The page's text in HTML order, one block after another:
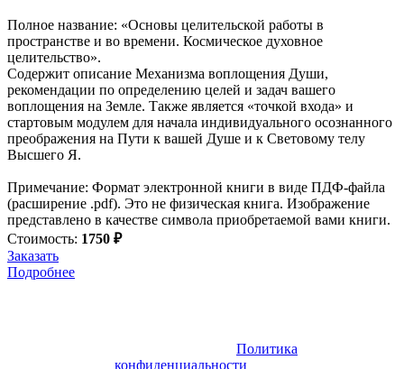
Полное название: «Основы целительской работы в
пространстве и во времени. Космическое духовное
целительство».
Содержит описание Механизма воплощения Души,
рекомендации по определению целей и задач вашего
воплощения на Земле. Также является «точкой входа» и
стартовым модулем для начала индивидуального осознанного
преображения на Пути к вашей Душе и к Световому телу
Высшего Я.
Примечание: Формат электронной книги в виде ПДФ-файла
(расширение .pdf). Это не физическая книга. Изображение
представлено в качестве символа приобретаемой вами книги.
Стоимость: 1750 ₽
Заказать
Подробнее
Политика
конфиденциальности